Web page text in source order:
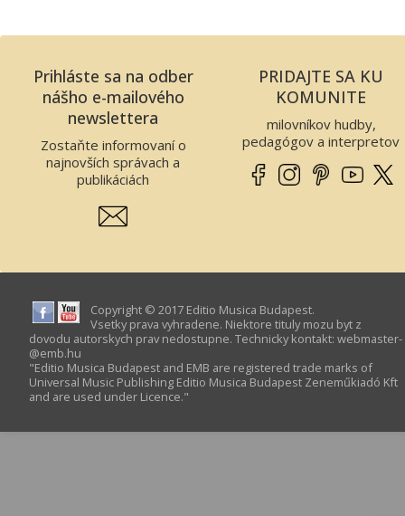
Prihláste sa na odber
nášho e-mailového
newslettera
Zostaňte informovaní o
najnovších správach a
publikáciách
PRIDAJTE SA KU
KOMUNITE
milovníkov hudby,
pedagógov a interpretov
Copyright © 2017 Editio Musica Budapest.
Vsetky prava vyhradene. Niektore tituly mozu byt z
dovodu autorskych prav nedostupne. Technicky kontakt: webmaster­
@­emb.hu
"Editio Musica Budapest and EMB are registered trade marks of
Universal Music Publishing Editio Musica Budapest Zeneműkiadó Kft
and are used under Licence."